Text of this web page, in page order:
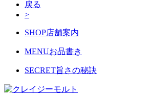
戻る
>
SHOP店舗案内
MENUお品書き
SECRET旨さの秘訣